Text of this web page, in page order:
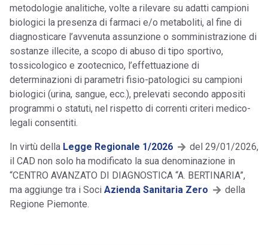
metodologie analitiche, volte a rilevare su adatti campioni
biologici la presenza di farmaci e/o metaboliti, al fine di
diagnosticare l’avvenuta assunzione o somministrazione di
sostanze illecite, a scopo di abuso di tipo sportivo,
tossicologico e zootecnico, l’effettuazione di
determinazioni di parametri fisio-patologici su campioni
biologici (urina, sangue, ecc.), prelevati secondo appositi
programmi o statuti, nel rispetto di correnti criteri medico-
legali consentiti.
In virtù della Legge Regionale 1/2026
del 29/01/2026,
il CAD non solo ha modificato la sua denominazione in
“CENTRO AVANZATO DI DIAGNOSTICA “A. BERTINARIA”,
ma aggiunge tra i Soci Azienda Sanitaria Zero
della
Regione Piemonte.